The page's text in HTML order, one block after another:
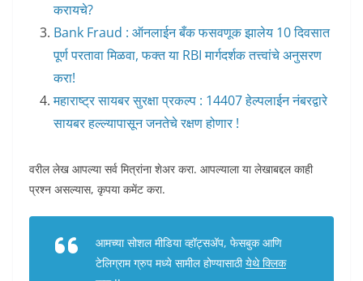
करायचे?
Bank Fraud : ऑनलाईन बँक फसवणूक झालेय 10 दिवसात
पूर्ण परतावा मिळवा, फक्त या RBI मार्गदर्शक तत्त्वांचे अनुसरण
करा!
महाराष्ट्र सायबर सुरक्षा प्रकल्प : 14407 हेल्पलाईन नंबरद्वारे
सायबर हल्ल्यापासून जनतेचे रक्षण होणार !
वरील लेख आपल्या सर्व मित्रांना शेअर करा. आपल्याला या लेखाबद्दल काही
प्रश्न असल्यास, कृपया कमेंट करा.
आमच्या सोशल मीडिया व्हॉट्सअ‍ॅप, फेसबुक आणि
टेलिग्राम ग्रुप मध्ये सामील होण्यासाठीयेथे क्लिक